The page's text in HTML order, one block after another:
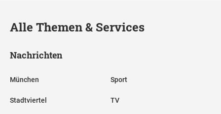
Alle Themen & Services
Nachrichten
München
Stadtviertel
Sport
TV